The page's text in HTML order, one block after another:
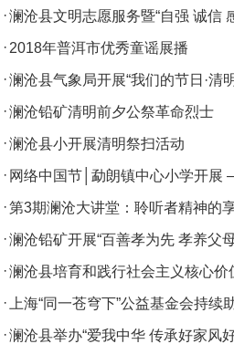
·澜沧县文明志愿服务暨“自强 诚信
· 2018年普洱市优秀童谣展播
·澜沧县气象局开展“我们的节日·清
·澜沧铅矿清明前夕公祭革命烈士
·澜沧县小开展清明祭扫活动
· 网络中国节│勐朗镇中心小学开展
·第3期澜沧大讲堂：聆听者精神的
·澜沧铅矿开展“百善孝为先 孝养父
·澜沧县培育和践行社会主义核心价
·
上海“同一苍穹下”公益基金会持
·澜沧县举办“爱我中华 传承好家风